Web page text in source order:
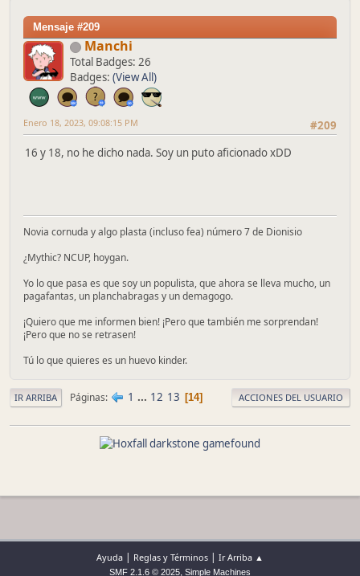
Mensaje #209
Manchi
Total Badges: 26
Badges: (View All)
#209
Enero 18, 2023, 09:08:15 PM
16 y 18, no he dicho nada. Soy un puto aficionado xDD
Novia cornuda y algo plasta (incluso fea) número 7 de Dionisio
¿Mythic? NCUP, hoygan.
Yo lo que pasa es que soy un populista, que ahora se lleva mucho, un
pagafantas, un planchabragas y un demagogo.
¡Quiero que me informen bien! ¡Pero que también me sorprendan!
¡Pero que no se retrasen!
Tú lo que quieres es un huevo kinder.
IR ARRIBA Páginas 1 ... 12 13 14 ACCIONES DEL USUARIO
Ayuda | Reglas y Términos | Ir Arriba ▲
SMF 2.1.6 © 2025, Simple Machines